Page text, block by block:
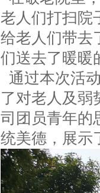
老人们打扫院
给老人们带
们送去了暖暖
通过本次活
了对老人及弱
司团员青年的
统美德，展示